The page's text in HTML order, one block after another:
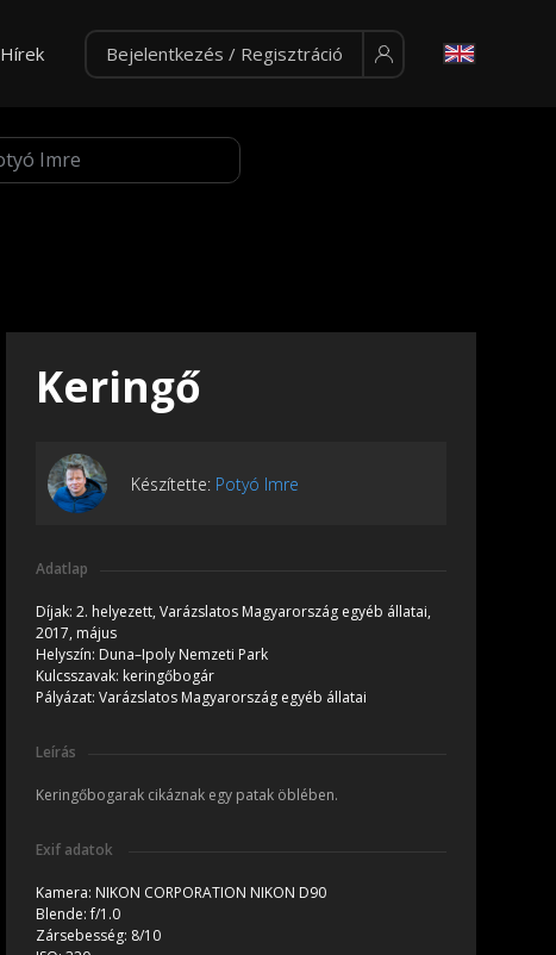
Hírek Bejelentkezés / Regisztráció
Keringő
Készítette: Potyó Imre
Adatlap
Díjak: 2. helyezett, Varázslatos Magyarország egyéb állatai,
2017, május
Helyszín: Duna–Ipoly Nemzeti Park
Kulcsszavak: keringőbogár
Pályázat: Varázslatos Magyarország egyéb állatai
Leírás
Keringőbogarak cikáznak egy patak öblében.
Exif adatok
Kamera: NIKON CORPORATION NIKON D90
Blende:f/1.0
Zársebesség: 8/10